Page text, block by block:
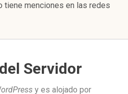
tiene menciones en las redes
Servidor
y es alojado por